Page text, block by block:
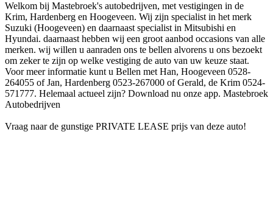
Welkom bij Mastebroek's autobedrijven, met vestigingen in de
Krim, Hardenberg en Hoogeveen. Wij zijn specialist in het merk
Suzuki (Hoogeveen) en daarnaast specialist in Mitsubishi en
Hyundai. daarnaast hebben wij een groot aanbod occasions van alle
merken. wij willen u aanraden ons te bellen alvorens u ons bezoekt
om zeker te zijn op welke vestiging de auto van uw keuze staat.
Voor meer informatie kunt u Bellen met Han, Hoogeveen 0528-
264055 of Jan, Hardenberg 0523-267000 of Gerald, de Krim 0524-
571777. Helemaal actueel zijn? Download nu onze app. Mastebroek
Autobedrijven
Vraag naar de gunstige PRIVATE LEASE prijs van deze auto!